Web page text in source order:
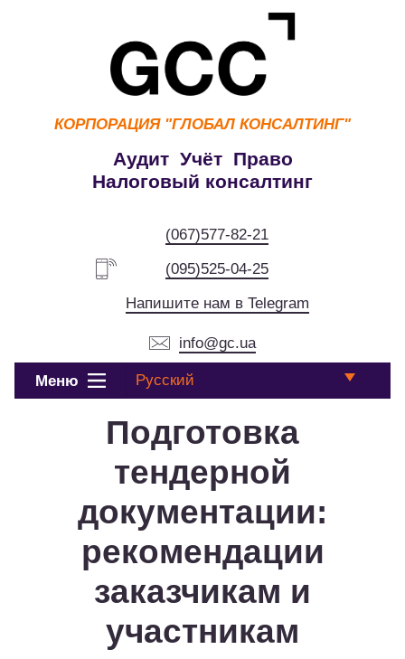
КОРПОРАЦИЯ "ГЛОБАЛ КОНСАЛТИНГ"
Аудит Учёт Право
Налоговый консалтинг
(067)577-82-21
(095)525-04-25
Напишите нам в Telegram
info@gc.ua
Меню Русский
Подготовка
тендерной
документации:
рекомендации
заказчикам и
участникам